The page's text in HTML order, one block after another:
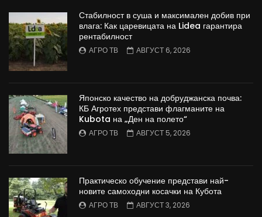
Стабилност в суша и максимален добив при
влага: Как царевицата на Lidea гарантира
рентабилност
АГРО ТВ АВГУСТ 6, 2026
Японско качество на добруджанска почва:
КБ Агротех представи флагманите на
Kubota на „Ден на полето“
АГРО ТВ АВГУСТ 5, 2026
Практическо обучение представи най-
новите самоходни косачки на Кубота
АГРО ТВ АВГУСТ 3, 2026